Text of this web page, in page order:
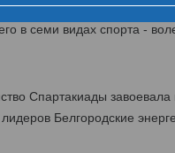
В течение двух дней
в семи видах спорта -
Спартакиады
Белгородские